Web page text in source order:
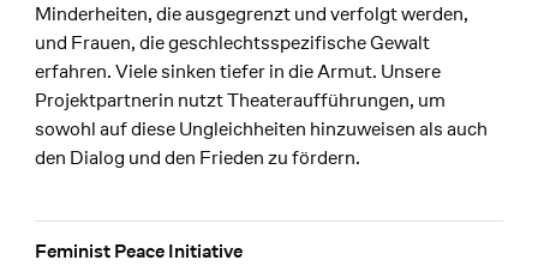
Minderheiten, die ausgegrenzt und verfolgt werden,
und Frauen, die geschlechtsspezifische Gewalt
erfahren. Viele sinken tiefer in die Armut. Unsere
Projektpartnerin nutzt Theateraufführungen, um
sowohl auf diese Ungleichheiten hinzuweisen als auch
den Dialog und den Frieden zu fördern.
Feminist Peace Initiative